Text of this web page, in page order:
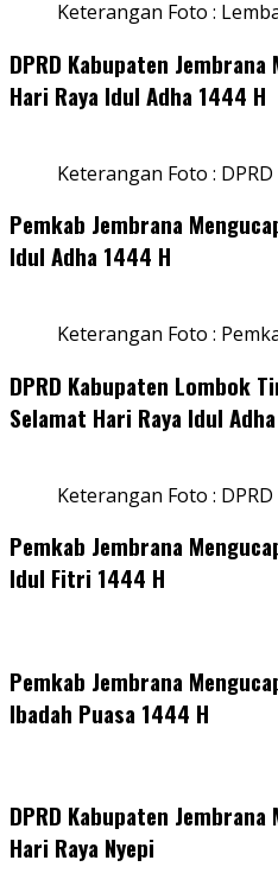
Keterangan Foto :
DPRD Kabupaten
Hari Raya Idul Adha 1444 H
Keterangan Foto :
Pemkab Jembrana
Idul Adha 1444 H
Keterangan Foto :
DPRD Kabupaten Lombok
Selamat Hari Raya Idul
Keterangan Foto :
Pemkab Jembrana
Idul Fitri 1444 H
Pemkab Jembrana
Ibadah Puasa 1444 H
DPRD Kabupaten
Hari Raya Nyepi